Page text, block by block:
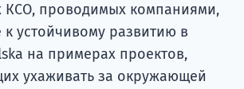
КСО, проводимых компаниями,
к устойчивому развитию в
на примерах проектов,
ухаживать за окружающей